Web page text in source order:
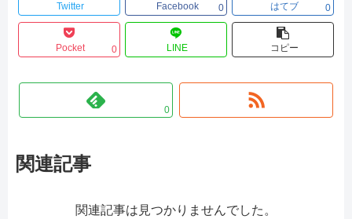
Twitter Facebook 0 はてブ 0
Pocket 0 LINE コピー
0
関連記事
関連記事は見つかりませんでした。